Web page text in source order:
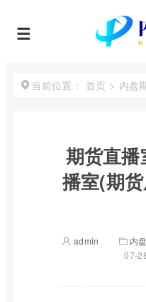
当前位置： 首页 > 内盘
期货直
播室(期
admin 内
07-